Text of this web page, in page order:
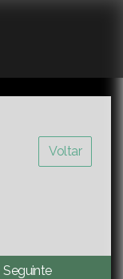
Voltar
Seguinte